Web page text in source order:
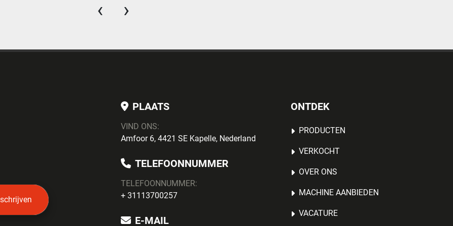
‹ ›
PLAATS
VIND ONS:
Amfoor 6, 4421 SE Kapelle, Nederland
TELEFOONNUMMER
TELEFOONNUMMER:
+ 31113700257
E-MAIL
ONTDEK
PRODUCTEN
VERKOCHT
OVER ONS
MACHINE AANBIEDEN
VACATURE